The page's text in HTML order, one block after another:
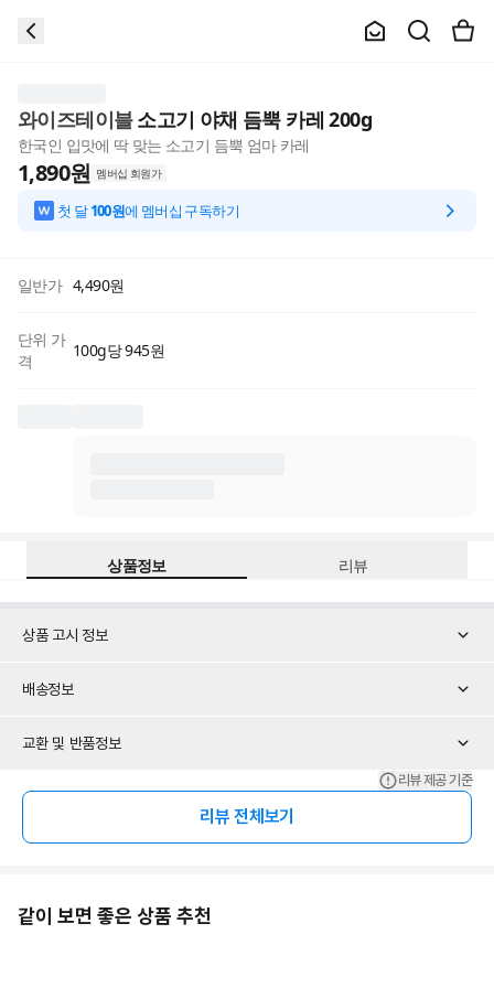
와이즈테이블소고기 야채 듬뿍 카레 200g
한국인 입맛에 딱 맞는 소고기 듬뿍 엄마 카레
1,890원 멤버십 회원가
첫 달100원에 멤버십 구독하기
일반가 4,490원
단위 가
격
100g당 945원
상품정보 리뷰
상품 고시 정보
배송정보
교환 및 반품정보
리뷰 제공 기준
리뷰 전체보기
같이 보면 좋은 상품 추천